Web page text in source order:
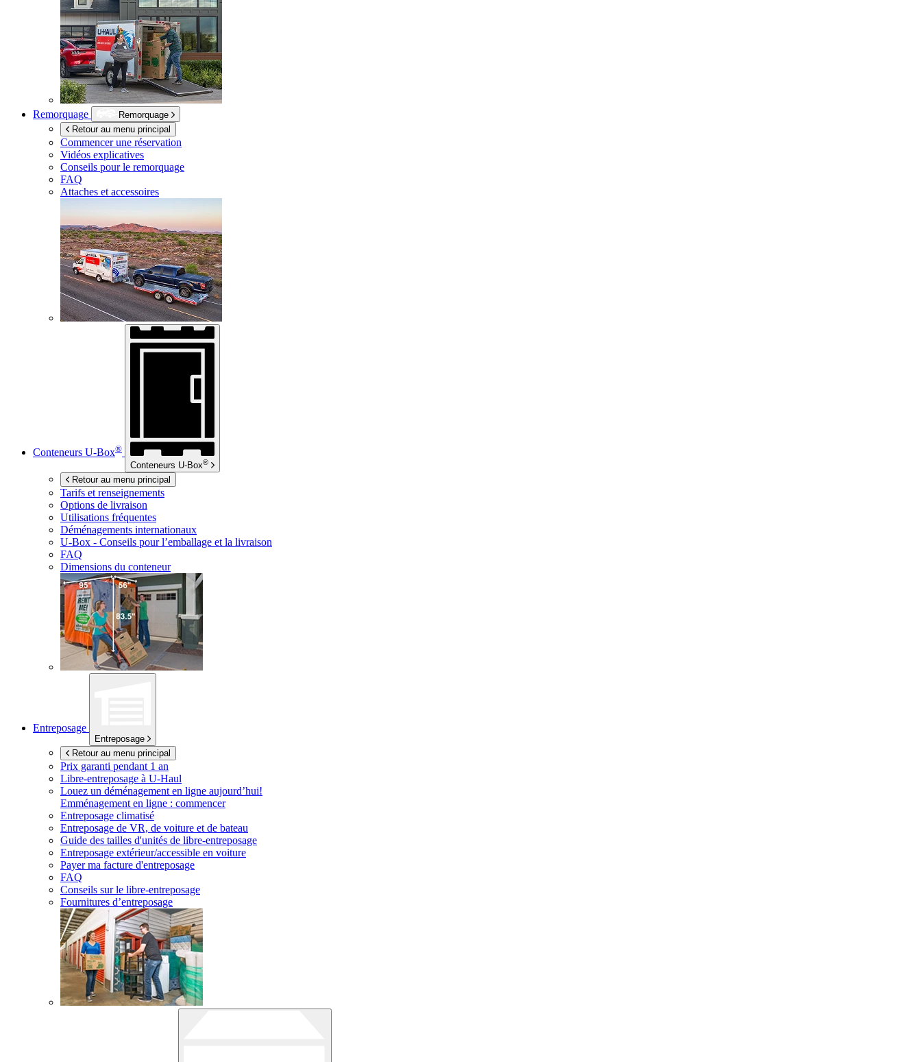
Remorquage
Remorquage
Retour au menu principal
Commencer une réservation
Vidéos explicatives
Conseils pour le remorquage
FAQ
Attaches et accessoires
Conteneurs U-Box®
Conteneurs U-Box®
Retour au menu principal
Tarifs et renseignements
Options de livraison
Utilisations fréquentes
Déménagements internationaux
U-Box - Conseils pour l’emballage et la livraison
FAQ
Dimensions du conteneur
Entreposage
Entreposage
Retour au menu principal
Prix garanti pendant 1 an
Libre-entreposage à U-Haul
Louez un déménagement en ligne aujourd’hui!
Emménagement en ligne : commencer
Entreposage climatisé
Entreposage de VR, de voiture et de bateau
Guide des tailles d'unités de libre-entreposage
Entreposage extérieur/accessible en voiture
Payer ma facture d'entreposage
FAQ
Conseils sur le libre-entreposage
Fournitures d’entreposage